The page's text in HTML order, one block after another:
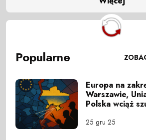
Popularne
Europa na
Warszawie,
Polska wciąż
25 gru 25